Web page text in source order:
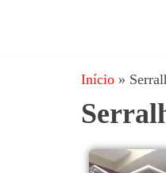
e
coberturas
metálicas,
mezanino
metálico,
metálico,
portões,
Início »